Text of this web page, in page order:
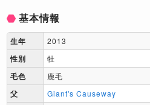
基本情報
生年 2013
性別 牡
毛色 鹿毛
父 Giant's Causeway